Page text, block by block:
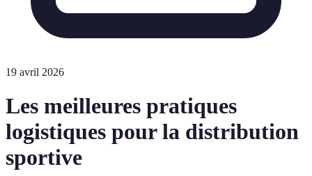
19 avril 2026
Les meilleures pratiques
logistiques pour la distribution
sportive